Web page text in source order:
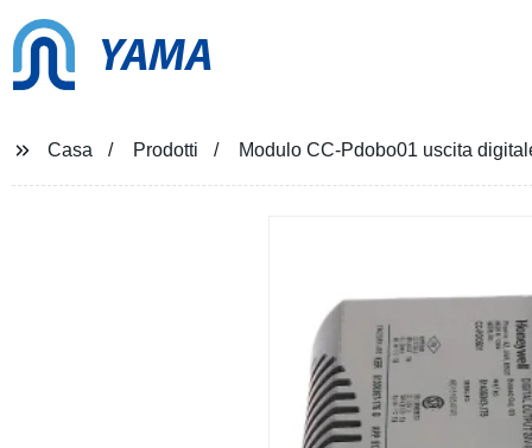
YAMA
Casa Prodotti Modulo CC-Pdobo01 uscita